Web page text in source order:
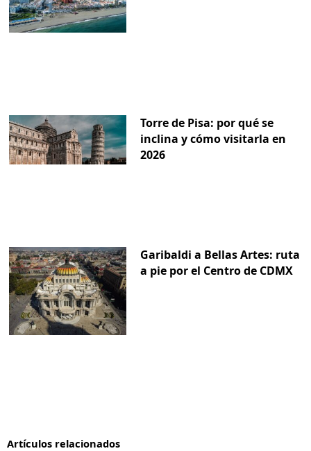
Torre de Pisa: por qué se
inclina y cómo visitarla en
2026
Garibaldi a Bellas Artes: ruta
a pie por el Centro de CDMX
Artículos relacionados